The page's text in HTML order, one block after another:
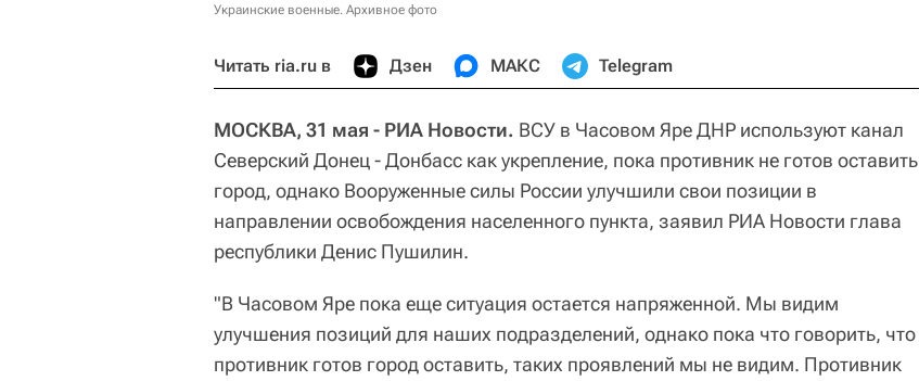
Украинские военные. Архивное фото
Читать ria.ru в Дзен МАКС Telegram
МОСКВА, 31 мая - РИА Новости. ВСУ в Часовом Яре ДНР используют канал
Северский Донец - Донбасс как укрепление, пока противник не готов оставить
город, однако Вооруженные силы России улучшили свои позиции в
направлении освобождения населенного пункта, заявил РИА Новости глава
республики Денис Пушилин.
"В Часовом Яре пока еще ситуация остается напряженной. Мы видим
улучшения позиций для наших подразделений, однако пока что говорить, что
противник готов город оставить, таких проявлений мы не видим. Противник